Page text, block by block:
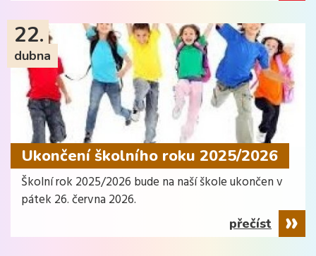
Ukončení školního roku 2025/2026
22.
dubna
Školní rok 2025/2026 bude na naší škole ukončen v
pátek 26. června 2026.
přečíst